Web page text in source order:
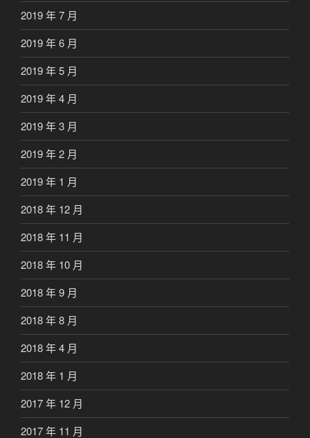
2019 年 7 月
2019 年 6 月
2019 年 5 月
2019 年 4 月
2019 年 3 月
2019 年 2 月
2019 年 1 月
2018 年 12 月
2018 年 11 月
2018 年 10 月
2018 年 9 月
2018 年 8 月
2018 年 4 月
2018 年 1 月
2017 年 12 月
2017 年 11 月